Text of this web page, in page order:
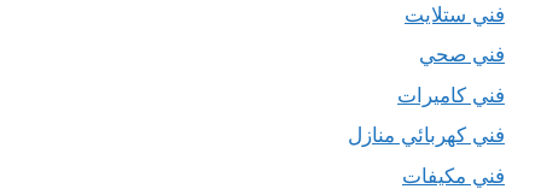
فني ستلايت
فني صحي
فني كاميرات
فني كهربائي منازل
فني مكيفات